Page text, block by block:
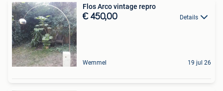
Flos Arco vintage repro
€ 450,00 Details
Wemmel 19 jul 26